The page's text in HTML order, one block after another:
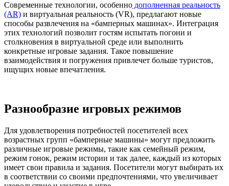
Современные технологии, особенно дополненная реальность
(AR) и виртуальная реальность (VR), предлагают новые
способы развлечения на «бамперных машинах». Интеграция
этих технологий позволит гостям испытать погони и
столкновения в виртуальной среде или выполнить
конкретные игровые задания. Такое повышение
взаимодействия и погружения привлечет больше туристов,
ищущих новые впечатления.
Разнообразие игровых режимов
Для удовлетворения потребностей посетителей всех
возрастных групп «бамперные машины» могут предложить
различные игровые режимы, такие как семейный режим,
режим гонок, режим истории и так далее, каждый из которых
имеет свои правила и задания. Посетители могут выбирать их
в соответствии со своими предпочтениями, что увеличивает